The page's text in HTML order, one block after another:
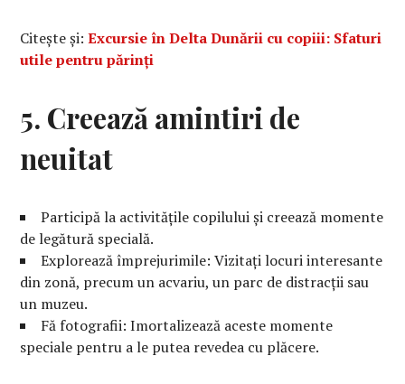
Citește și:Excursie în Delta Dunării cu copiii: Sfaturi
utile pentru părinți
5. Creează amintiri de
neuitat
Participă la activitățile copilului și creează momente
de legătură specială.
Explorează împrejurimile: Vizitați locuri interesante
din zonă, precum un acvariu, un parc de distracții sau
un muzeu.
Fă fotografii: Imortalizează aceste momente
speciale pentru a le putea revedea cu plăcere.